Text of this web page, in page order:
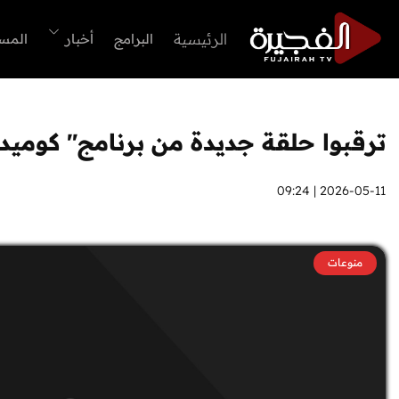
الرئيسية البرامج أخبار
ترقبوا حلقة جديدة من برنامج"
2026-05-11 | 09:24
منوعات